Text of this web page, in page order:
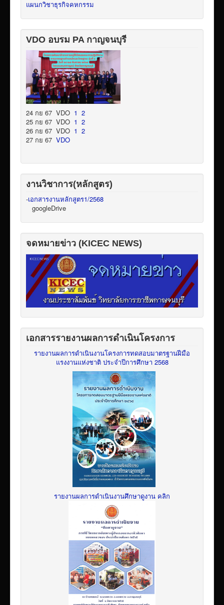
แผนกวิชาธุรกิจคหกรรม
VDO อบรม PA กาญจนบุรี
24 กย 67 VDO 1 2
25 กย 67 VDO 1 2
26 กย 67 VDO 1 2
27 กย 67 VDO
งานวิชาการ(หลักสูตร)
-เอกสารงานหลักสูตร1/2568
googleDrive
จดหมายข่าว (KICEC NEWS)
เอกสารรายงานผลการดำเนินโครงการ
รายงานผลการดำเนินงานโครงการทดสอบมาตรฐานฝีมือ
แรงงานแห่งชาติ ประจำปีการศึกษา 2568
รายงานผลการดำเนินงานศึกษาดูงาน คลิก